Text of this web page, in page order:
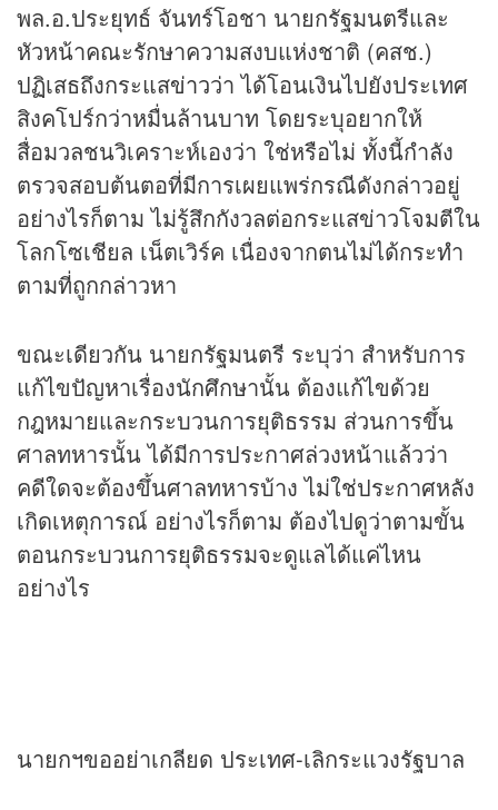
พล.อ.ประยุทธ์ จันทร์โอชา นายกรัฐมนตรีและ
หัวหน้าคณะรักษาความสงบแห่งชาติ (คสช.)
ปฏิเสธถึงกระแสข่าวว่า ได้โอนเงินไปยังประเทศ
สิงคโปร์กว่าหมื่นล้านบาท โดยระบุอยากให้
สื่อมวลชนวิเคราะห์เองว่า ใช่หรือไม่ ทั้งนี้กำลัง
ตรวจสอบต้นตอที่มีการเผยแพร่กรณีดังกล่าวอยู่
อย่างไรก็ตาม ไม่รู้สึกกังวลต่อกระแสข่าวโจมตีใน
โลกโซเชียล เน็ตเวิร์ค เนื่องจากตนไม่ได้กระทำ
ตามที่ถูกกล่าวหา
ขณะเดียวกัน นายกรัฐมนตรี ระบุว่า สำหรับการ
แก้ไขปัญหาเรื่องนักศึกษานั้น ต้องแก้ไขด้วย
กฎหมายและกระบวนการยุติธรรม ส่วนการขึ้น
ศาลทหารนั้น ได้มีการประกาศล่วงหน้าแล้วว่า
คดีใดจะต้องขึ้นศาลทหารบ้าง ไม่ใช่ประกาศหลัง
เกิดเหตุการณ์ อย่างไรก็ตาม ต้องไปดูว่าตามขั้น
ตอนกระบวนการยุติธรรมจะดูแลได้แค่ไหน
อย่างไร
นายกฯขออย่าเกลียด ประเทศ-เลิกระแวงรัฐบาล